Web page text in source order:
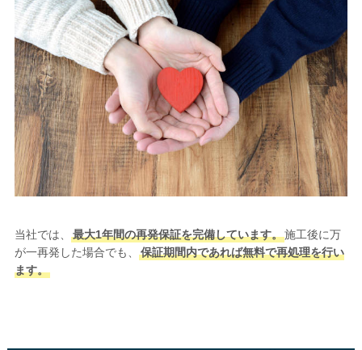
当社では、 最大1年間の再発保証を完備しています。施工後に万
が一再発した場合でも、
保証期間内であれば無料で再処理を行い
ます。